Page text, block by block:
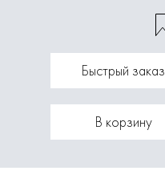
Быстрый заказ
В корзину